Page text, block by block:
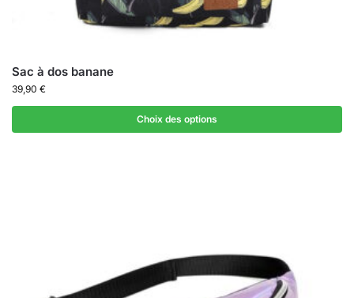
Sac à dos banane
39,90 €
Choix des options